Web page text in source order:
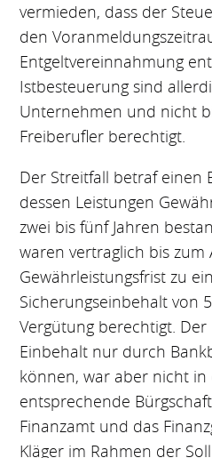
vermieden, dass der
den
Entgeltvereinnahmung
Istbesteuerung sind
Unternehmen und nicht
Freiberufler berechtigt.
Der Streitfall betraf einen
dessen Leistungen
zwei bis fünf Jahren
waren vertraglich bis zum
Gewährleistungsfrist zu
Sicherungseinbehalt von
Vergütung berechtigt.
Einbehalt nur durch
können, war aber nicht in
entsprechende
Finanzamt und das
Kläger im Rahmen der